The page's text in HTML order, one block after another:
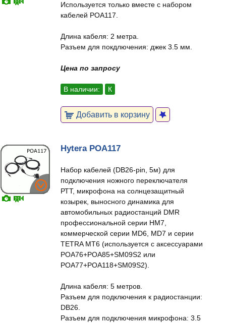
Используется только вместе с набором
кабелей POA117.
Длина кабеля: 2 метра.
Разъем для покдлючения: джек 3.5 мм.
Цена по запросу
В наличии: К
Добавить в корзину
Hytera POA117
Набор кабелей (DB26-pin, 5м) для
подключения ножного переключателя
РТТ, микрофона на солнцезащитный
козырек, выносного динамика для
автомобильных радиостанций DMR
профессиональной серии HM7,
коммерческой серии MD6, MD7 и серии
TETRA MT6 (используется с аксессуарами
POA76+POA85+SM09S2 или
POA77+POA118+SM09S2).
Длина кабеля: 5 метров.
Разъем для подключения к радиостанции:
DB26.
Разъем для подключения микрофона: 3.5